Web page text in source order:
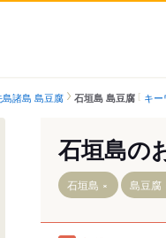
諸島 島豆腐 石垣島 島豆腐 キ
石垣島の
石垣島 島豆腐